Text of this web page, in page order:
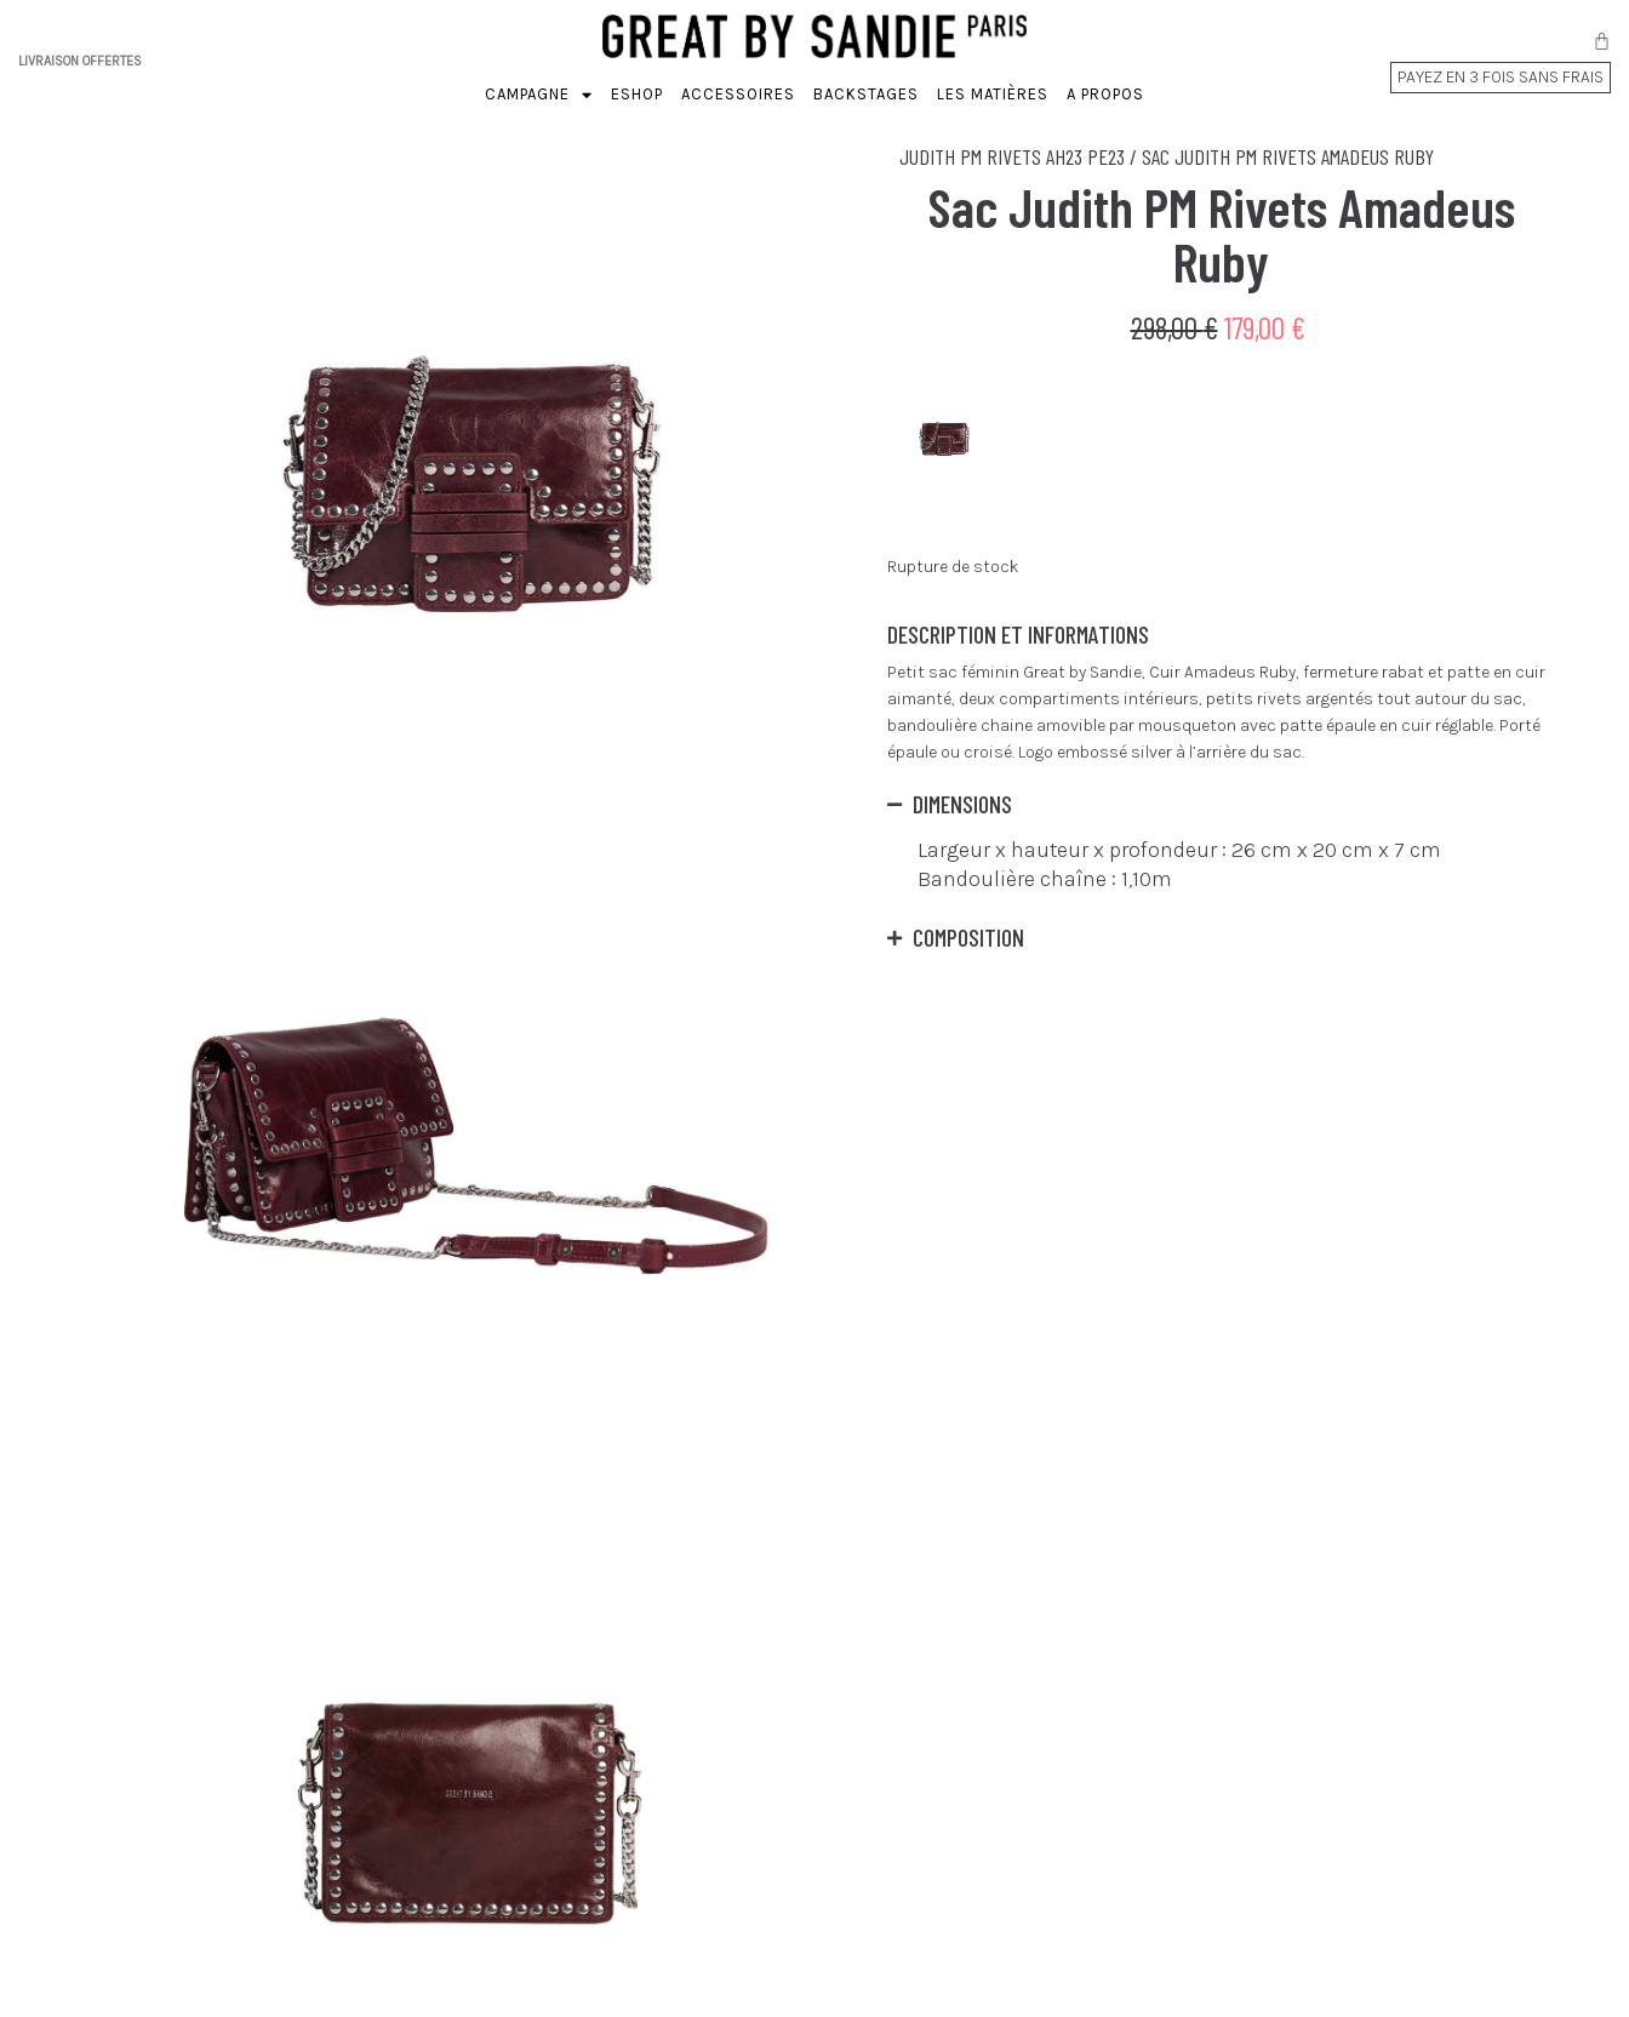
LIVRAISON OFFERTES
CAMPAGNE ESHOP ACCESSOIRES BACKSTAGES LES MATIÈRES A PROPOS
PAYEZ EN 3 FOIS SANS FRAIS
JUDITH PM RIVETS AH23 PE23 / SAC JUDITH PM RIVETS AMADEUS RUBY
Sac Judith PM Rivets Amadeus
Ruby
298,00€179,00 €
Rupture de stock
DESCRIPTION ET INFORMATIONS
Petit sac féminin Great by Sandie, Cuir Amadeus Ruby, fermeture rabat et patte en cuir
aimanté, deux compartiments intérieurs, petits rivets argentés tout autour du sac,
bandoulière chaine amovible par mousqueton avec patte épaule en cuir réglable. Porté
épaule ou croisé. Logo embossé silver à l’arrière du sac.
DIMENSIONS
Largeur x hauteur x profondeur : 26 cm x 20 cm x 7 cm
Bandoulière chaîne : 1,10m
COMPOSITION